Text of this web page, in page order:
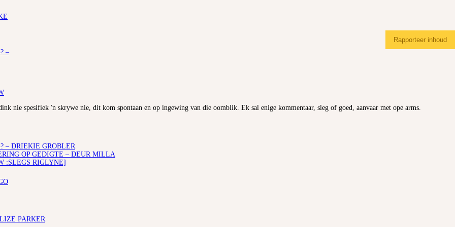
–
– DRIEKIE GROBLER
OP GEDIGTE – DEUR MILLA
:SLEGS RIGLYNE]
PARKER
Rapporteer inhoud
nie spesifiek 'n skrywe nie, dit kom spontaan en op ingewing van die oomblik. Ek sal enige kommentaar, sleg of goed, aanvaar met ope arms.